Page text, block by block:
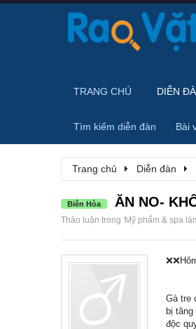
Trang chủ Diễn đàn
Biên Hòa ĂN NO-
Thảo luận trong 'Mỹ phẩm & spa
Gà tre
bị
độc
TRANG CHỦ DIỄN
Tìm kiếm diễn đàn Bài